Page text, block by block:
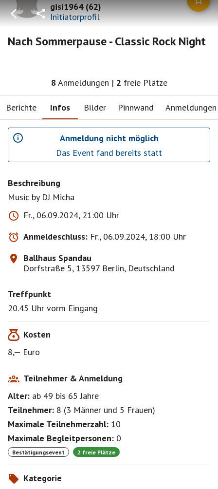
gisi1964(62)
Initiatorprofil
Nach Sommerpause - Classic Rock Night
8 Anmeldungen | 2 freie Plätze
Berichte Infos Bilder Pinnwand Anmeldungen
Anmeldung nicht möglich
Das Event fand bereits statt
Beschreibung
Music by DJ Micha
Fr., 06.09.2024, 21:00 Uhr
Anmeldeschluss: Fr., 06.09.2024, 18:00 Uhr
Ballhaus Spandau
Dorfstraße 5, 13597 Berlin, Deutschland
Treffpunkt
20.45 Uhr vorm Eingang
Kosten
8,— Euro
Teilnehmer & Anmeldung
Alter: ab 49 bis 65Jahre
Teilnehmer: 8 (3 Männer und 5 Frauen)
Maximale Teilnehmerzahl: 10
Maximale Begleitpersonen: 0
Bestätigungsevent 2 freie Plätze
Kategorie